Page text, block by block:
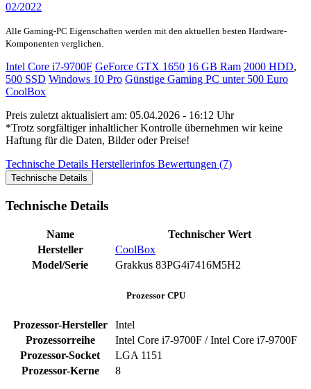
02/2022
Alle Gaming-PC Eigenschaften werden mit den aktuellen besten Hardware-
Komponenten verglichen.
Intel Core i7-9700F GeForce GTX 1650 16 GB Ram 2000 HDD,
500 SSD Windows 10 Pro Günstige Gaming PC unter 500 Euro
CoolBox
Preis zuletzt aktualisiert am: 05.04.2026 - 16:12 Uhr
*Trotz sorgfältiger inhaltlicher Kontrolle übernehmen wir keine
Haftung für die Daten, Bilder oder Preise!
Technische Details Herstellerinfos Bewertungen (7)
Technische Details
Technische Details
Name
Technischer Wert
Hersteller
CoolBox
Model/Serie
‎Grakkus ‎83PG4i7416M5H2
Prozessor CPU
Prozessor-Hersteller
‎Intel
Prozessorreihe
Intel Core i7-9700F / Intel Core i7-9700F
Prozessor-Socket
‎LGA 1151
Prozessor-Kerne
‎8